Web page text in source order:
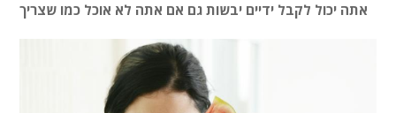
אתה יכול לקבל ידיים יבשות גם אם אתה לא אוכל כמו שצריך